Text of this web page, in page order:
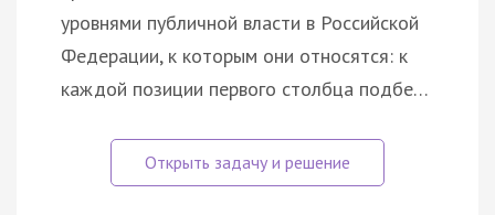
уровнями публичной власти в Российской
Федерации, к которым они относятся: к
каждой позиции первого столбца подбе…